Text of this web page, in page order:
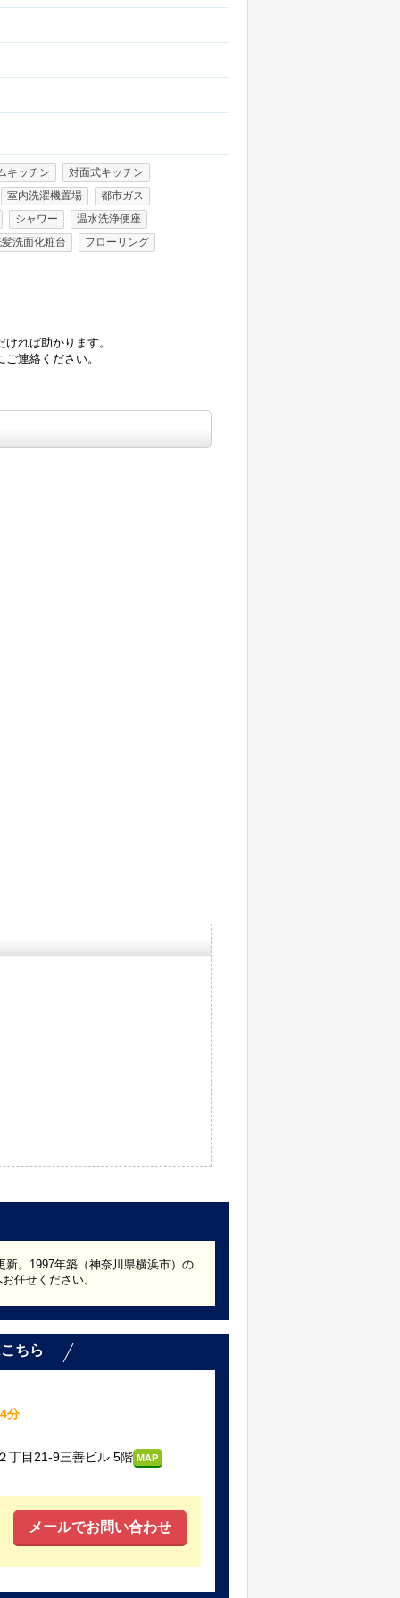
キッチン
対面式キッチン
室内洗濯機置場
都市ガス
シャワー
温水洗浄便座
洗面化粧台
フローリング
れば助かります。
連絡ください。
。1997年築（神奈川県横浜市）の
任せください。
ちら
分
丁目21-9三善ビル 5階 MAP
メールでお問い合わせ